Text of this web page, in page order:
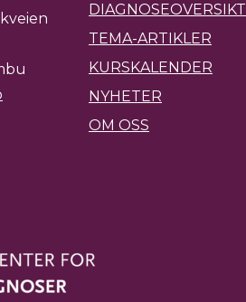
DIAGNOSEOVERSIKT
TEMA-ARTIKLER
KURSKALENDER
NYHETER
OM OSS